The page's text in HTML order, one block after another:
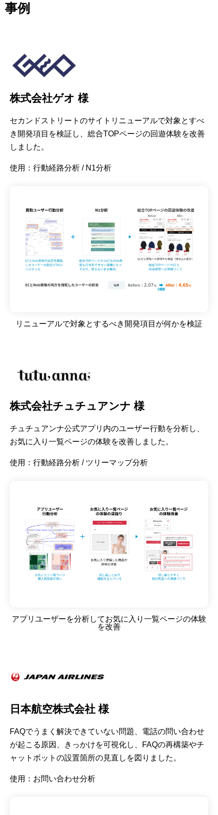
事例
リニューアルで対象とするべき開発項目が何かを検証
株式会社ゲオ 様
セカンドストリートのサイトリニューアルで対象とすべ
き開発項目を検証し、総合TOPページの回遊体験を改善
しました。
使用：行動経路分析 / N1分析
アプリユーザーを分析してお気に入り一覧ページの体験
を改善
株式会社チュチュアンナ 様
チュチュアンナ公式アプリ内のユーザー行動を分析し、
お気に入り一覧ページの体験を改善しました。
使用：行動経路分析 / ツリーマップ分析
日本航空株式会社 様
FAQでうまく解決できていない問題、電話の問い合わせ
が起こる原因、きっかけを可視化し、FAQの再構築やチ
ャットボットの設置箇所の見直しを図りました。
使用：お問い合わせ分析